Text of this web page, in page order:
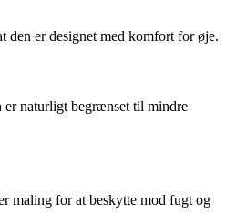
den er designet med komfort for øje.
naturligt begrænset til mindre
maling for at beskytte mod fugt og